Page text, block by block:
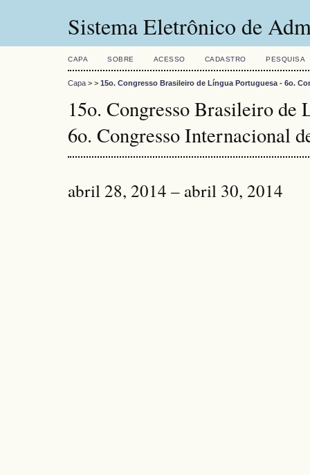
Sistema Eletrônico de
CAPA SOBRE ACESSO CADASTRO PESQUISA
Capa > > 15o. Congresso Brasileiro de Língua Portuguesa - 6o.
15o. Congresso Brasileiro de
6o. Congresso Internacional
abril 28, 2014 – abril 30, 2014